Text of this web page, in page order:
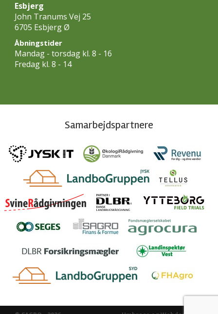
Esbjerg
John Tranums Vej 25
6705 Esbjerg Ø
Åbningstider
Mandag - torsdag kl. 8 - 16
Fredag kl. 8 - 14
Samarbejdspartnere